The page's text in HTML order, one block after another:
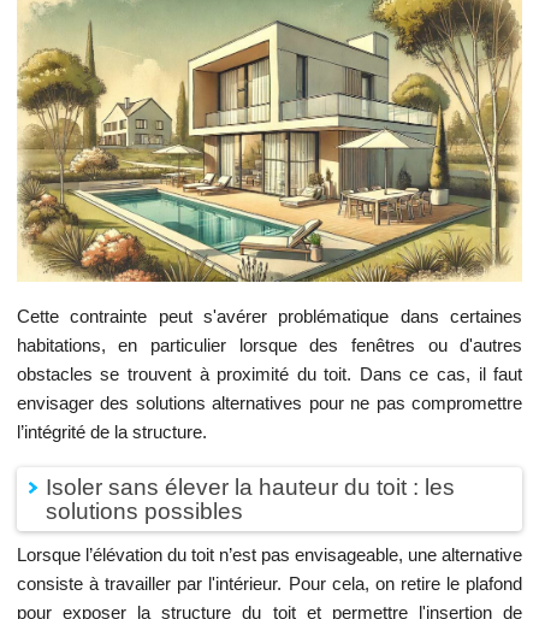
Cette contrainte peut s'avérer problématique dans certaines
habitations, en particulier lorsque des fenêtres ou d'autres
obstacles se trouvent à proximité du toit. Dans ce cas, il faut
envisager des solutions alternatives pour ne pas compromettre
l’intégrité de la structure.
Isoler sans élever la hauteur du toit : les
solutions possibles
Lorsque l’élévation du toit n’est pas envisageable, une alternative
consiste à travailler par l'intérieur. Pour cela, on retire le plafond
pour exposer la structure du toit et permettre l'insertion de